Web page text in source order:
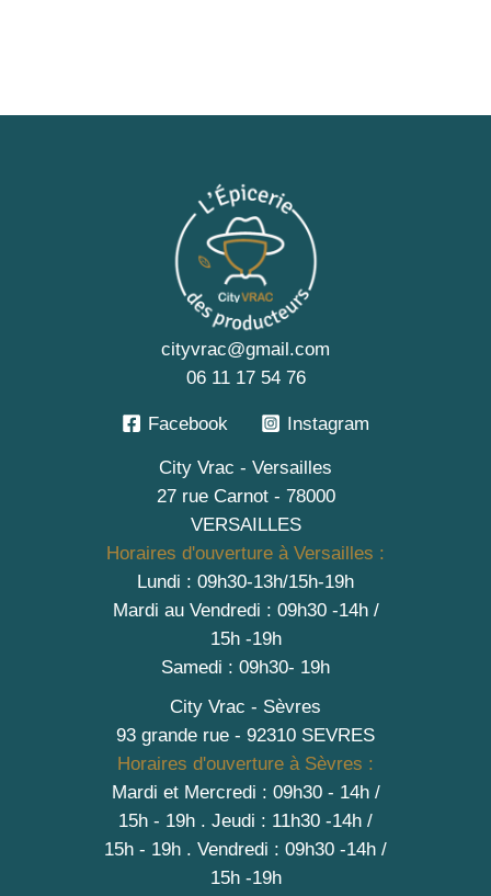
cityvrac@gmail.com
06 11 17 54 76
Facebook Instagram
City Vrac - Versailles
27 rue Carnot - 78000
VERSAILLES
Horaires d'ouverture à Versailles :
Lundi : 09h30-13h/15h-19h
Mardi au Vendredi : 09h30 -14h /
15h -19h
Samedi : 09h30- 19h
City Vrac - Sèvres
93 grande rue - 92310 SEVRES
Horaires d'ouverture à Sèvres :
Mardi et Mercredi : 09h30 - 14h /
15h - 19h . Jeudi : 11h30 -14h /
15h - 19h . Vendredi : 09h30 -14h /
15h -19h